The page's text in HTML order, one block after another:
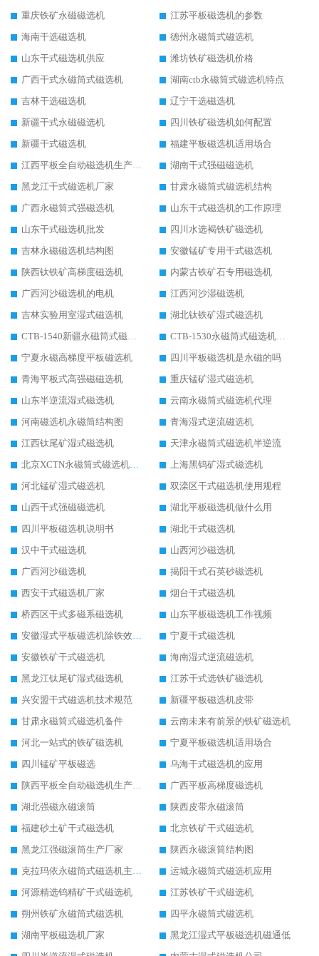
重庆铁矿永磁磁选机
江苏平板磁选机的参数
海南干选磁选机
德州永磁筒式磁选机
山东干式磁选机供应
潍坊铁矿磁选机价格
广西干式永磁筒式磁选机
湖南ctb永磁筒式磁选机特点
吉林干选磁选机
辽宁干选磁选机
新疆干式永磁磁选机
四川铁矿磁选机如何配置
新疆干式磁选机
福建平板磁选机适用场合
江西平板全自动磁选机生产厂家
湖南干式强磁磁选机
黑龙江干式磁选机厂家
甘肃永磁筒式磁选机结构
广西永磁筒式强磁选机
山东干式磁选机的工作原理
山东干式磁选机批发
四川水选褐铁矿磁选机
吉林永磁磁选机结构图
安徽锰矿专用干式磁选机
陕西钛铁矿高梯度磁选机
内蒙古铁矿石专用磁选机
广西河沙磁选机的电机
江西河沙湿磁选机
吉林实验用室湿式磁选机
湖北钛铁矿湿式磁选机
CTB-1540新疆永磁筒式磁选机
CTB-1530永磁筒式磁选机代理商
宁夏永磁高梯度平板磁选机
四川平板磁选机是永磁的吗
青海平板式高强磁磁选机
重庆锰矿湿式磁选机
山东半逆流湿式磁选机
云南永磁筒式磁选机代理
河南磁选机永磁筒结构图
青海湿式逆流磁选机
江西钛尾矿湿式磁选机
天津永磁筒式磁选机半逆流
北京XCTN永磁筒式磁选机磁块位置
上海黑钨矿湿式磁选机
河北锰矿湿式磁选机
双滦区干式磁选机使用规程
山西干式强磁磁选机
湖北平板磁选机做什么用
四川平板磁选机说明书
湖北干式磁选机
汉中干式磁选机
山西河沙磁选机
广西河沙磁选机
揭阳干式石英砂磁选机
西安干式磁选机厂家
烟台干式磁选机
桥西区干式多磁系磁选机
山东平板磁选机工作视频
安徽湿式平板磁选机除铁效果怎么样
宁夏干式磁选机
安徽铁矿干式磁选机
海南湿式逆流磁选机
黑龙江钛尾矿湿式磁选机
江苏干式选铁矿磁选机
兴安盟干式磁选机技术规范
新疆平板磁选机皮带
甘肃永磁筒式磁选机备件
云南未来有前景的铁矿磁选机
河北一站式的铁矿磁选机
宁夏平板磁选机适用场合
四川锰矿平板磁选
乌海干式磁选机的应用
陕西平板全自动磁选机生产厂家
广西平板高梯度磁选机
湖北强磁永磁滚筒
陕西皮带永磁滚筒
福建砂土矿干式磁选机
北京铁矿干式磁选机
黑龙江强磁滚筒生产厂家
陕西永磁滚筒结构图
克拉玛依永磁筒式磁选机主要技术参数
运城永磁筒式磁选机应用
河源精选钨精矿干式磁选机
江苏铁矿干式磁选机
朔州铁矿永磁筒式磁选机
四平永磁筒式磁选机
湖南平板磁选机厂家
黑龙江湿式平板磁选机磁通低